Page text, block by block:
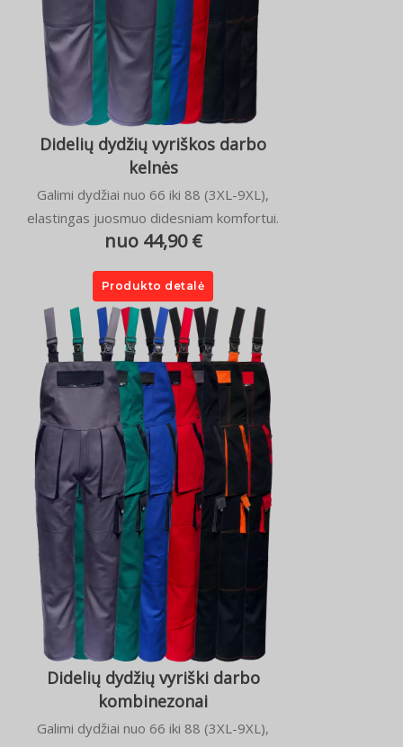
Didelių dydžių vyriškos darbo
kelnės
Galimi dydžiai nuo 66 iki 88 (3XL-9XL),
elastingas juosmuo didesniam komfortui.
nuo 44,90 €
Produkto detalė
Didelių dydžių vyriški darbo
kombinezonai
Galimi dydžiai nuo 66 iki 88 (3XL-9XL),